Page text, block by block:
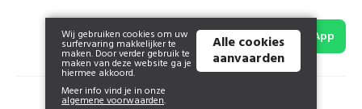
© 2026 www.joliefolie.be | Powered by
WhatsApp
Wij gebruiken cookies om uw
surfervaring makkelijker te
maken. Door verder gebruik te
maken van deze website ga je
hiermee akkoord.
Meer info vind je in onze
algemene voorwaarden.
Alle cookies
aanvaarden